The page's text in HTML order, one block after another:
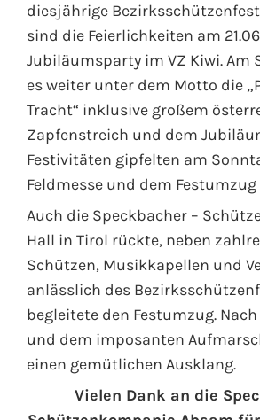
diesjährige
sind die Feierlichkeiten am
Jubiläumsparty im VZ Kiwi. Am
es weiter unter dem Motto die
Tracht“ inklusive großem
Zapfenstreich und dem
Festivitäten gipfelten am
Feldmesse und dem
Auch die Speckbacher –
Hall in Tirol rückte, neben
Schützen, Musikkapellen und
anlässlich des
begleitete den Festumzug.
und dem imposanten
einen gemütlichen Ausklang.
Vielen Dank an die